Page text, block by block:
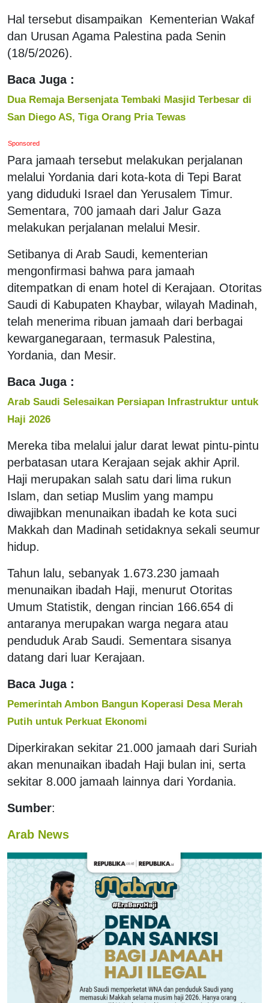
Hal tersebut disampaikan Kementerian Wakaf
dan Urusan Agama Palestina pada Senin
(18/5/2026).
Baca Juga :
Dua Remaja Bersenjata Tembaki Masjid Terbesar di
San Diego AS, Tiga Orang Pria Tewas
Sponsored
Para jamaah tersebut melakukan perjalanan
melalui Yordania dari kota-kota di Tepi Barat
yang diduduki Israel dan Yerusalem Timur.
Sementara, 700 jamaah dari Jalur Gaza
melakukan perjalanan melalui Mesir.
Setibanya di Arab Saudi, kementerian
mengonfirmasi bahwa para jamaah
ditempatkan di enam hotel di Kerajaan. Otoritas
Saudi di Kabupaten Khaybar, wilayah Madinah,
telah menerima ribuan jamaah dari berbagai
kewarganegaraan, termasuk Palestina,
Yordania, dan Mesir.
Baca Juga :
Arab Saudi Selesaikan Persiapan Infrastruktur untuk
Haji 2026
Mereka tiba melalui jalur darat lewat pintu-pintu
perbatasan utara Kerajaan sejak akhir April.
Haji merupakan salah satu dari lima rukun
Islam, dan setiap Muslim yang mampu
diwajibkan menunaikan ibadah ke kota suci
Makkah dan Madinah setidaknya sekali seumur
hidup.
Tahun lalu, sebanyak 1.673.230 jamaah
menunaikan ibadah Haji, menurut Otoritas
Umum Statistik, dengan rincian 166.654 di
antaranya merupakan warga negara atau
penduduk Arab Saudi. Sementara sisanya
datang dari luar Kerajaan.
Baca Juga :
Pemerintah Ambon Bangun Koperasi Desa Merah
Putih untuk Perkuat Ekonomi
Diperkirakan sekitar 21.000 jamaah dari Suriah
akan menunaikan ibadah Haji bulan ini, serta
sekitar 8.000 jamaah lainnya dari Yordania.
Sumber:
Arab News